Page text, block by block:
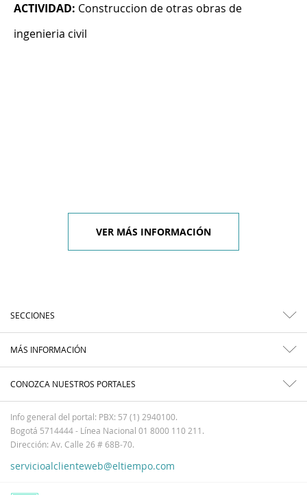
ACTIVIDAD: Construccion de otras obras de
ingenieria civil
VER MÁS INFORMACIÓN
SECCIONES
MÁS INFORMACIÓN
CONOZCA NUESTROS PORTALES
Info general del portal: PBX: 57 (1) 2940100.
Bogotá 5714444 - Línea Nacional 01 8000 110 211.
Dirección: Av. Calle 26 # 68B-70.
servicioalclienteweb@eltiempo.com